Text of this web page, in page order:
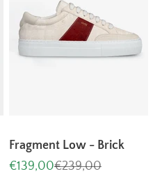
Fragment Low - Brick
Aanbiedingsprijs
€139,00Normale prijs
€239,00